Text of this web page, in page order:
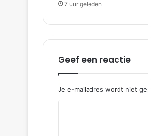
7 uur geleden
Geef een reactie
Je e-mailadres wordt niet